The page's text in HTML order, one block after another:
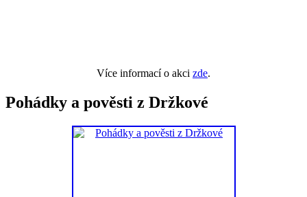
Více informací o akci zde.
Pohádky a pověsti z Držkové